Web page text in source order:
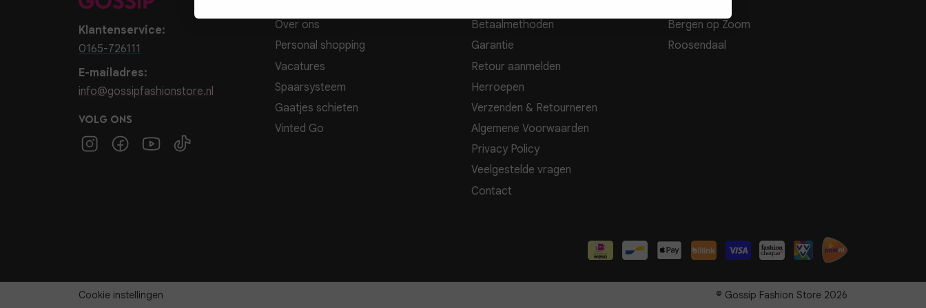
Klantenservice:
0165-726111
E-mailadres:
info@gossipfashionstore.nl
Volg ons
Over ons
Personal shopping
Vacatures
Spaarsysteem
Gaatjes schieten
Vinted Go
Betaalmethoden
Garantie
Retour aanmelden
Herroepen
Verzenden & Retourneren
Algemene Voorwaarden
Privacy Policy
Veelgestelde vragen
Contact
Bergen op Zoom
Roosendaal
Cookie instellingen © Gossip Fashion Store 2026